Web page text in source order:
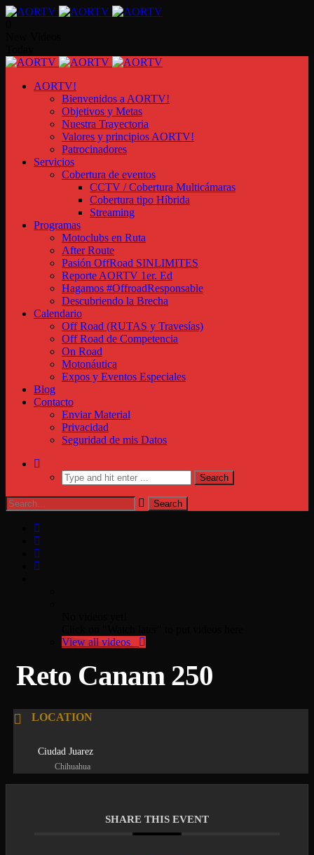
AORTV!
Bienvenidos a AORTV!
Objetivos y Metas
Nuestra Trayectoria
Valores y principios AORTV!
Patrocinadores
Servicios
Cobertura de eventos
CCTV / Cobertura Multicámaras
Cobertura tipo Híbrida
Streaming
Programas
Motoclubs en Ruta
After Route
Pasión OffRoad SINLIMITES
Reporte AORTV 1er. Ed
Hagamos #OffroadResponsable
Descubriendo la Brecha
Calendario
Off Road (RUTAS y Travesías)
Off Road de Competencia
On Road
Motonáutica
Expos y Eventos Especiales
Blog
Contacto
Enviar Material
Privacidad
Seguridad de mis Datos
View all videos
Reto Canam 250
LOCATION
Ciudad Juarez
Chihuahua
SHARE THIS EVENT